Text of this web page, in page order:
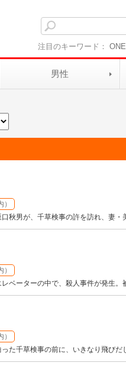
注目のキーワード：
男性
秋男が、千草検事の許を訪れ、妻
ベーターの中で、殺人事件が発生
た千草検事の前に、いきなり飛び